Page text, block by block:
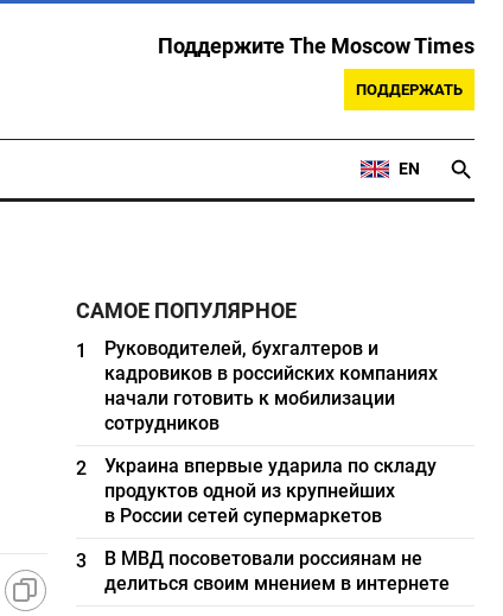
Поддержите The Moscow Times
ПОДДЕРЖАТЬ
EN
САМОЕ ПОПУЛЯРНОЕ
1
Руководителей, бухгалтеров и
кадровиков в российских компаниях
начали готовить к мобилизации
сотрудников
2
Украина впервые ударила по складу
продуктов одной из крупнейших
в России сетей супермаркетов
3
В МВД посоветовали россиянам не
делиться своим мнением в интернете